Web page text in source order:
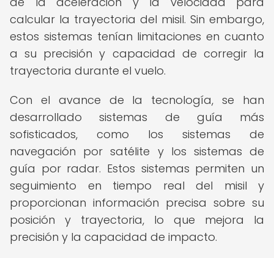
calcular la trayectoria del misil. Sin embargo,
estos sistemas tenían limitaciones en cuanto
a su precisión y capacidad de corregir la
trayectoria durante el vuelo.
Con el avance de la tecnología, se han
desarrollado sistemas de guía más
sofisticados, como los sistemas de
navegación por satélite y los sistemas de
guía por radar. Estos sistemas permiten un
seguimiento en tiempo real del misil y
proporcionan información precisa sobre su
posición y trayectoria, lo que mejora la
precisión y la capacidad de impacto.